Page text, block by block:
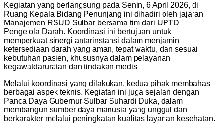
Kegiatan yang berlangsung pada Senin, 6 April 2026, di
Ruang Kepala Bidang Penunjang ini dihadiri oleh jajaran
Manajemen RSUD Sulbar bersama tim dari UPTD
Pengelola Darah. Koordinasi ini bertujuan untuk
memperkuat sinergi antarinstansi dalam menjamin
ketersediaan darah yang aman, tepat waktu, dan sesuai
kebutuhan pasien, khususnya dalam pelayanan
kegawatdaruratan dan tindakan medis.
Melalui koordinasi yang dilakukan, kedua pihak membahas
berbagai aspek teknis. Kegiatan ini juga sejalan dengan
Panca Daya Gubernur Sulbar Suhardi Duka, dalam
membangun sumber daya manusia yang unggul dan
berkarakter melalui peningkatan kualitas layanan kesehatan.